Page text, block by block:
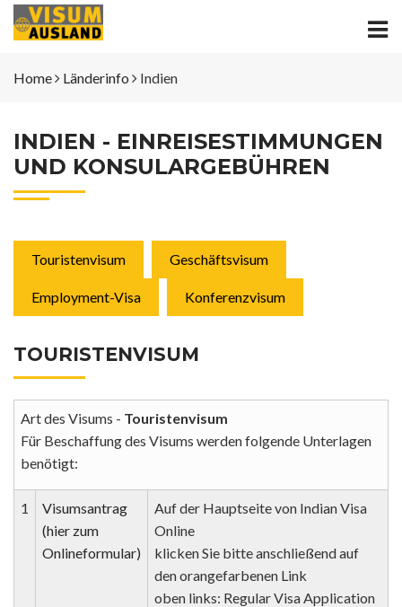
Home Länderinfo Indien
INDIEN - EINREISESTIMMUNGEN
UND KONSULARGEBÜHREN
Touristenvisum Geschäftsvisum
Employment-Visa Konferenzvisum
TOURISTENVISUM
Art des Visums - Touristenvisum
Für Beschaffung des Visums werden folgende Unterlagen
benötigt:
1
Visumsantrag
(hier zum
Onlineformular)
Auf der Hauptseite von Indian Visa
Online
klicken Sie bitte anschließend auf
den orangefarbenen Link
oben links: Regular Visa Application